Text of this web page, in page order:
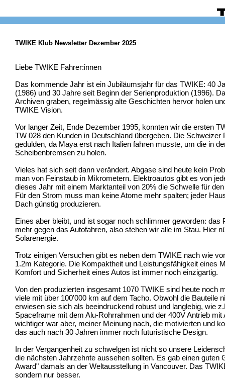
TWIKE Klub Newsletter Dezember 2025
Liebe TWIKE Fahrer:innen
Das kommende Jahr ist ein Jubiläumsjahr für das TWIKE: 40
(1986) und 30 Jahre seit Beginn der Serienproduktion (1996).
Archiven graben, regelmässig alte Geschichten hervor holen
TWIKE Vision.
Vor langer Zeit, Ende Dezember 1995, konnten wir die ersten
TW 028 den Kunden in Deutschland übergeben. Die
gedulden, da Maya erst nach Italien fahren musste, um die in
Scheibenbremsen zu holen.
Vieles hat sich seit dann verändert. Abgase sind heute kein
man von Feinstaub in Mikrometern. Elektroautos gibt es von
dieses Jahr mit einem Marktanteil von 20% die Schwelle für
Für den Strom muss man keine Atome mehr spalten; jeder
Dach günstig produzieren.
Eines aber bleibt, und ist sogar noch schlimmer geworden: das
mehr gegen das Autofahren, also stehen wir alle im Stau. Hier
Solarenergie.
Trotz einigen Versuchen gibt es neben dem TWIKE nach wie
1.2m Kategorie. Die Kompaktheit und Leistungsfähigkeit eines
Komfort und Sicherheit eines Autos ist immer noch einzigartig.
Von den produzierten insgesamt 1070 TWIKE sind heute noch
viele mit über 100'000 km auf dem Tacho. Obwohl die Bauteile
erwiesen sie sich als beeindruckend robust und langlebig, wie
Spaceframe mit dem Alu-Rohrrahmen und der 400V Antrieb
wichtiger war aber, meiner Meinung nach, die motivierten und
das auch nach 30 Jahren immer noch futuristische Design.
In der Vergangenheit zu schwelgen ist nicht so unsere
die nächsten Jahrzehnte aussehen sollten. Es gab einen guten
Award" damals an der Weltausstellung in Vancouver. Das
sondern nur besser.